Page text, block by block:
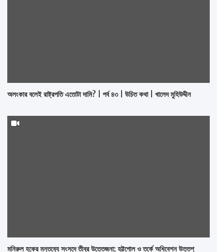
অলংকার বলেই রাষ্ট্রপতি এতোটা দামি? | পর্ব ৪৩ | উচিত কথা | খালেদ মুহিউদ্দীন
মনিরুল হকের মন্তব্যে সংসদে তীব্র উত্তেজনা; হট্টগোল ও তর্কে অধিবেশন উত্তপ্